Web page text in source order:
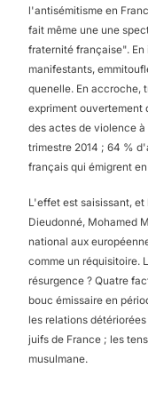
l'antisémitisme en
fait même une une
fraternité française".
manifestants,
quenelle. En accroche,
expriment ouvertement
des actes de violence
trimestre 2014 ; 64 %
français qui émigrent
L'effet est saisissant,
Dieudonné, Mohamed
national aux
comme un réquisitoire.
résurgence ? Quatre
bouc émissaire en
les relations
juifs de France ; les
musulmane.